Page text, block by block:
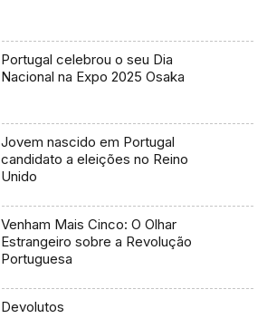
Portugal celebrou o seu Dia
Nacional na Expo 2025 Osaka
Jovem nascido em Portugal
candidato a eleições no Reino
Unido
Venham Mais Cinco: O Olhar
Estrangeiro sobre a Revolução
Portuguesa
Devolutos